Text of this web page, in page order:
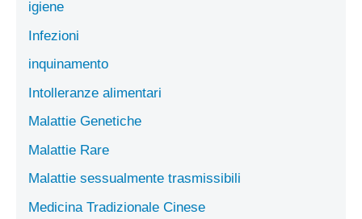
igiene
Infezioni
inquinamento
Intolleranze alimentari
Malattie Genetiche
Malattie Rare
Malattie sessualmente trasmissibili
Medicina Tradizionale Cinese